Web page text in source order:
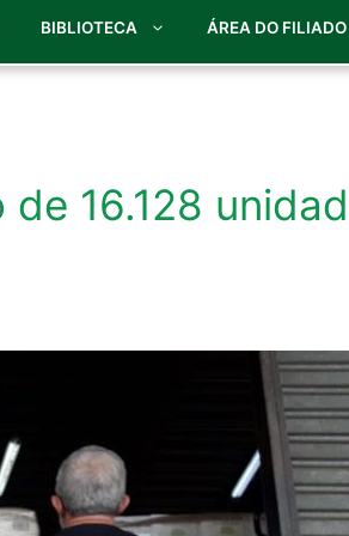
BIBLIOTECA ÁREA DO FILIADO
16.128